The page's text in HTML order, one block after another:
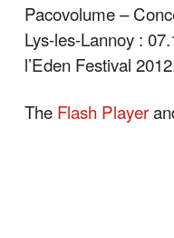
Pacovolume –
Lys-les-Lannoy :
l’Eden Festival
The Flash Player